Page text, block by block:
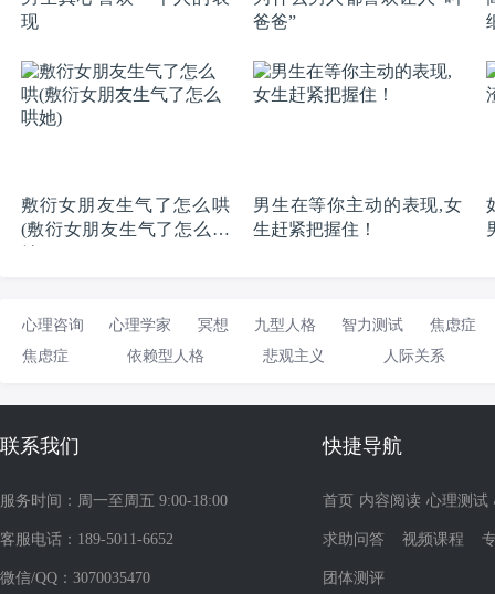
现
爸爸”
敷衍女朋友生气了怎么哄
(敷衍女朋友生气了怎么哄
男生在等你主动的表现,女
生赶紧把握住！
心理咨询 心理学家 冥想 九型人格 智力测试
焦虑症
焦虑症
依赖型人格 悲观主义 人际关系
联系我们
服务时间：周一至周五 9:00-18:00
客服电话：189-5011-6652
微信/QQ：3070035470
快捷导航
首页 内容阅读 心理测试
求助问答 视频课程
团体测评